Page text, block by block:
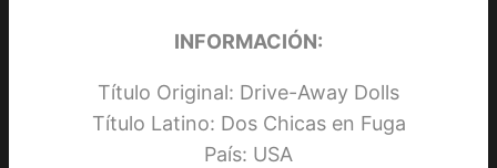
INFORMACIÓN:
Título Original: Drive-Away Dolls
Título Latino: Dos Chicas en Fuga
País: USA